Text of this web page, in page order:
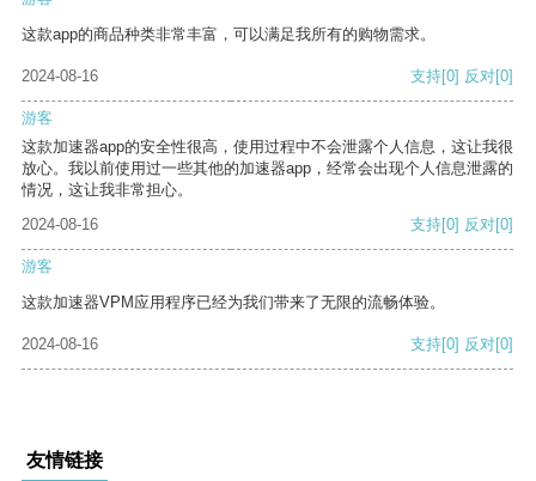
这款app的商品种类非常丰富，可以满足我所有的购物需求。
2024-08-16 支持[0] 反对[0]
游客
这款加速器app的安全性很高，使用过程中不会泄露个人信息，这让我很
放心。我以前使用过一些其他的加速器app，经常会出现个人信息泄露的
情况，这让我非常担心。
2024-08-16
支持[0] 反对[0]
游客
这款加速器VPM应用程序已经为我们带来了无限的流畅体验。
2024-08-16 支持[0] 反对[0]
友情链接